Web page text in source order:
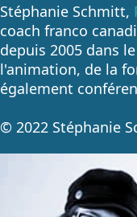
Stéphanie Schmitt,
coach franco
depuis 2005 dans
l'animation, de la
également
© 2022 Stéphanie